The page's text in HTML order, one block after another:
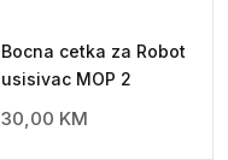
Bocna cetka za Robot
usisivac MOP 2
30,00 KM